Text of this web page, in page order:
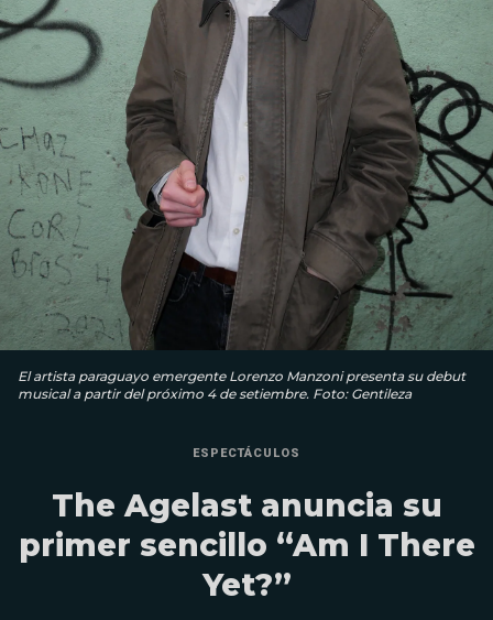
El artista paraguayo emergente Lorenzo Manzoni presenta su debut
musical a partir del próximo 4 de setiembre. Foto: Gentileza
ESPECTÁCULOS
The Agelast anuncia su
primer sencillo “Am I There
Yet?”